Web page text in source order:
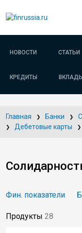
НОВОСТИ СТАТЬИ
КРЕДИТЫ
Главная Банки
Дебетовые карты
Фин. показатели
Продукты 28